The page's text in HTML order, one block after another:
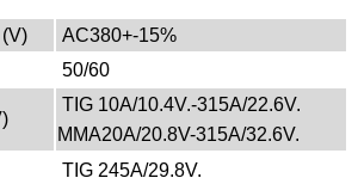
AC380+-15%
50/60
TIG 10A/10.4V.-315A/22.6V.
MMA20A/20.8V-315A/32.6V.
TIG 245A/29.8V.